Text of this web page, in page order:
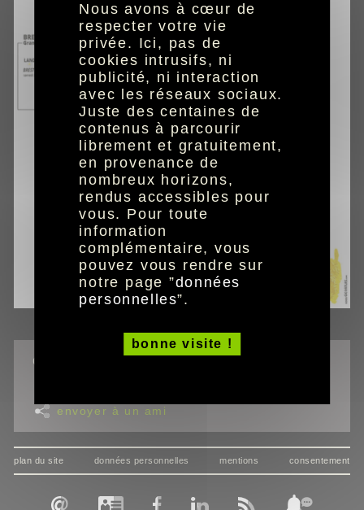
outils
envoyer à un ami
plan du site données personnelles mentions consentement
Nous avons à cœur de
respecter votre vie
privée. Ici, pas de
cookies intrusifs, ni
publicité, ni interaction
avec les réseaux sociaux.
Juste des centaines de
contenus à parcourir
librement et gratuitement,
en provenance de
nombreux horizons,
rendus accessibles pour
vous. Pour toute
information
complémentaire, vous
pouvez vous rendre sur
notre page ”données
personnelles”.
bonne visite !